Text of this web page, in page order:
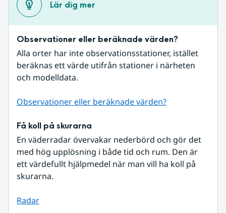
Lär dig mer
Observationer eller beräknade värden?
Alla orter har inte observationsstationer, istället
beräknas ett värde utifrån stationer i närheten
och modelldata.
Observationer eller beräknade värden?
Få koll på skurarna
En väderradar övervakar nederbörd och gör det
med hög upplösning i både tid och rum. Den är
ett värdefullt hjälpmedel när man vill ha koll på
skurarna.
Radar